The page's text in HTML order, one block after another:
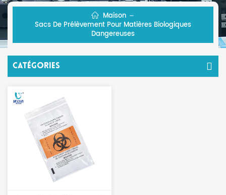
Maison
Sacs De Prélèvement Pour Matières Biologiques
Dangereuses
Catégories